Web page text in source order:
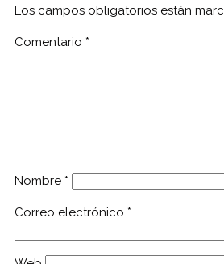
Los campos obligatorios están
Comentario *
Nombre *
Correo electrónico *